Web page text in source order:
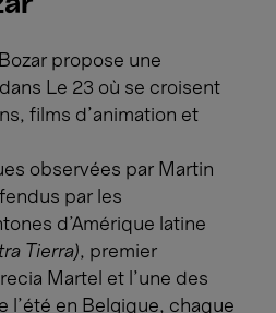
propose une
Le 23 où se croisent
films d’animation et
observées par Martin
par les
d’Amérique latine
Tierra), premier
Martel et l’une des
l’été en Belgique, chaque